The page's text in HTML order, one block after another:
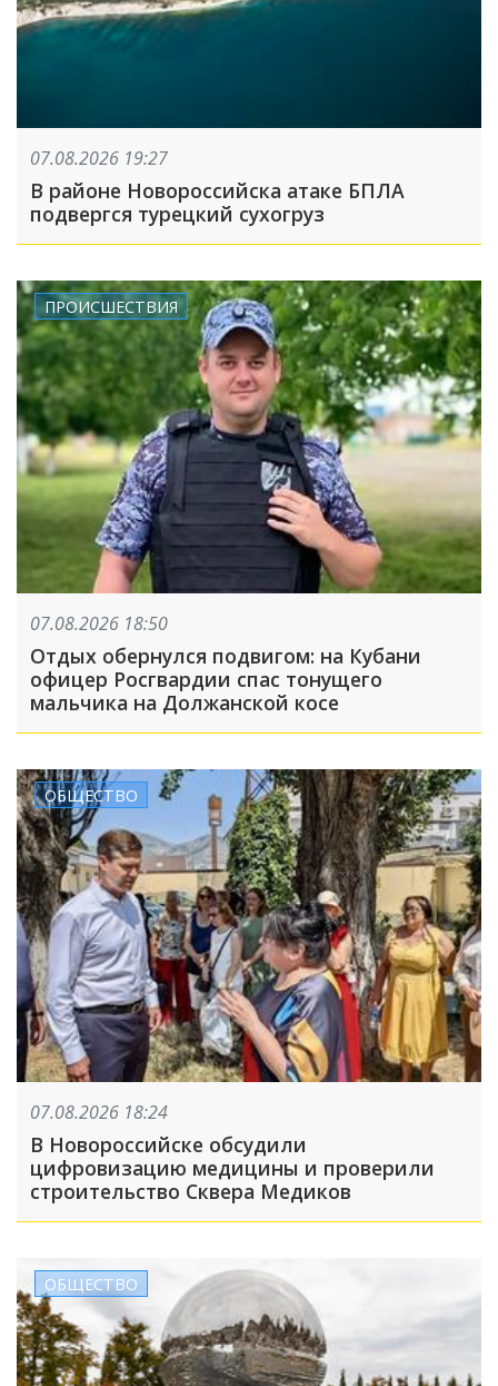
07.08.2026 19:27
В районе Новороссийска атаке БПЛА
подвергся турецкий сухогруз
ПРОИСШЕСТВИЯ
07.08.2026 18:50
Отдых обернулся подвигом: на Кубани
офицер Росгвардии спас тонущего
мальчика на Должанской косе
ОБЩЕСТВО
07.08.2026 18:24
В Новороссийске обсудили
цифровизацию медицины и проверили
строительство Сквера Медиков
ОБЩЕСТВО